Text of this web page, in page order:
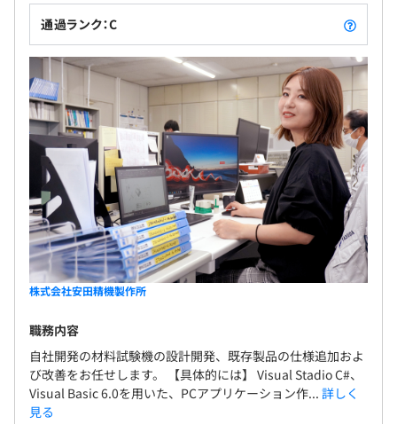
通過ランク：C
株式会社安田精機製作所
職務内容
自社開発の材料試験機の設計開発、既存製品の仕様追加およ
び改善をお任せします。 【具体的には】 Visual Stadio C#、
Visual Basic 6.0を用いた、PCアプリケーション作... 詳しく
見る